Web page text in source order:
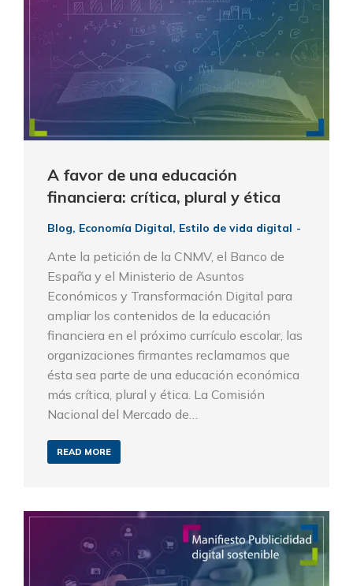
A favor de una educación
financiera: crítica, plural y ética
Blog, Economía Digital, Estilo de vida digital
Ante la petición de la CNMV, el Banco de
España y el Ministerio de Asuntos
Económicos y Transformación Digital para
ampliar los contenidos de la educación
financiera en el próximo currículo escolar, las
organizaciones firmantes reclamamos que
ésta sea parte de una educación económica
más crítica, plural y ética. La Comisión
Nacional del Mercado de…
READ MORE